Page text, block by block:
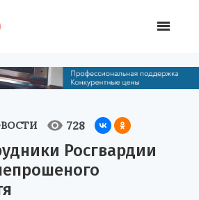
728
Росгвардии